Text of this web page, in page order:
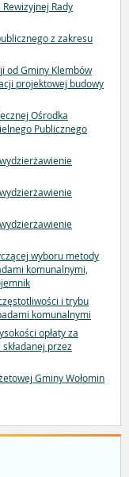
Rady
z zakresu
od Gminy Klembów
projektowej budowy
Ośrodka
Publicznego
wyboru metody
komunalnymi,
i trybu
komunalnymi
opłaty za
przez
Gminy Wołomin